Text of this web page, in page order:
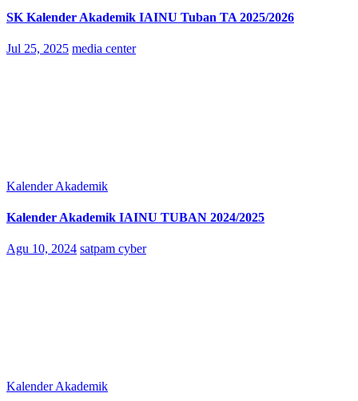
SK Kalender Akademik IAINU Tuban TA 2025/2026
Jul 25, 2025 media center
Kalender Akademik
Kalender Akademik IAINU TUBAN 2024/2025
Agu 10, 2024 satpam cyber
Kalender Akademik